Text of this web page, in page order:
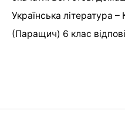
Українська література
(Паращич) 6 клас